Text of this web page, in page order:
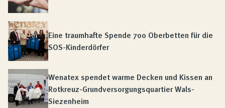
Eine traumhafte Spende 700 Oberbetten für die
SOS-Kinderdörfer
Wenatex spendet warme Decken und Kissen an
Rotkreuz-Grundversorgungsquartier Wals-
Siezenheim